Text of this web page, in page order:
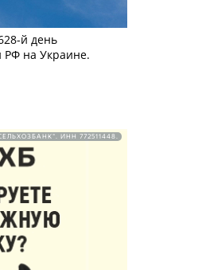
й день
РФ на Украине.
ИНН 772511448.